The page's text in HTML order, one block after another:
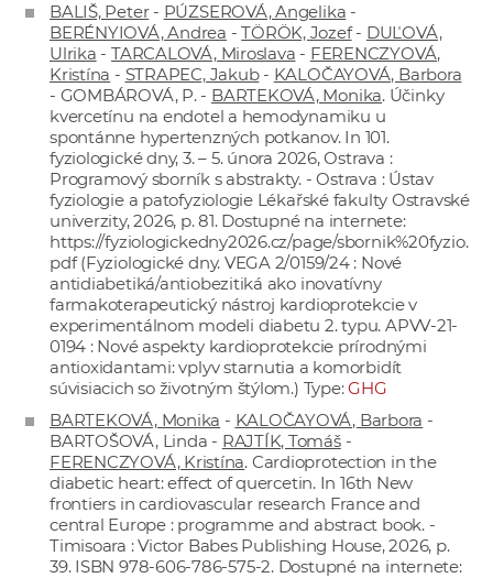
BALIŠ, Peter- PÚZSEROVÁ, Angelika -
BERÉNYIOVÁ, Andrea -TÖRÖK, Jozef- DUĽOVÁ,
Ulrika - TARCALOVÁ, Miroslava - FERENCZYOVÁ,
Kristína - STRAPEC, Jakub- KALOČAYOVÁ, Barbora
- GOMBÁROVÁ, P. - BARTEKOVÁ, Monika. Účinky
kvercetínu na endotel a hemodynamiku u
spontánne hypertenzných potkanov. In 101.
fyziologické dny, 3. – 5. února 2026, Ostrava :
Programový sborník s abstrakty. - Ostrava : Ústav
fyziologie a patofyziologie Lékařské fakulty Ostravské
univerzity, 2026, p. 81. Dostupné na internete:
https://fyziologickedny2026.cz/page/sbornik%20fyzio.
pdf(Fyziologické dny. VEGA 2/0159/24 : Nové
antidiabetiká/antiobezitiká ako inovatívny
farmakoterapeutický nástroj kardioprotekcie v
experimentálnom modeli diabetu 2. typu. APVV-21-
0194 : Nové aspekty kardioprotekcie prírodnými
antioxidantami: vplyv starnutia a komorbidít
súvisiacich so životným štýlom.) Type:GHG
BARTEKOVÁ, Monika - KALOČAYOVÁ, Barbora -
BARTOŠOVÁ, Linda - RAJTÍK, Tomáš-
FERENCZYOVÁ, Kristína. Cardioprotection in the
diabetic heart: effect of quercetin. In 16th New
frontiers in cardiovascular research France and
central Europe : programme and abstract book. -
Timisoara : Victor Babes Publishing House, 2026, p.
39. ISBN 978-606-786-575-2. Dostupné na internete: